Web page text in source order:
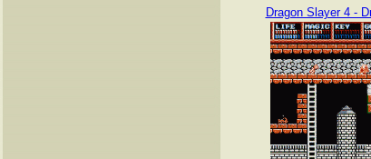
Dragon Slayer 4 -